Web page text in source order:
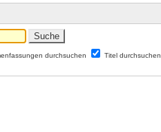
durchsuchen
Titel durchsuchen